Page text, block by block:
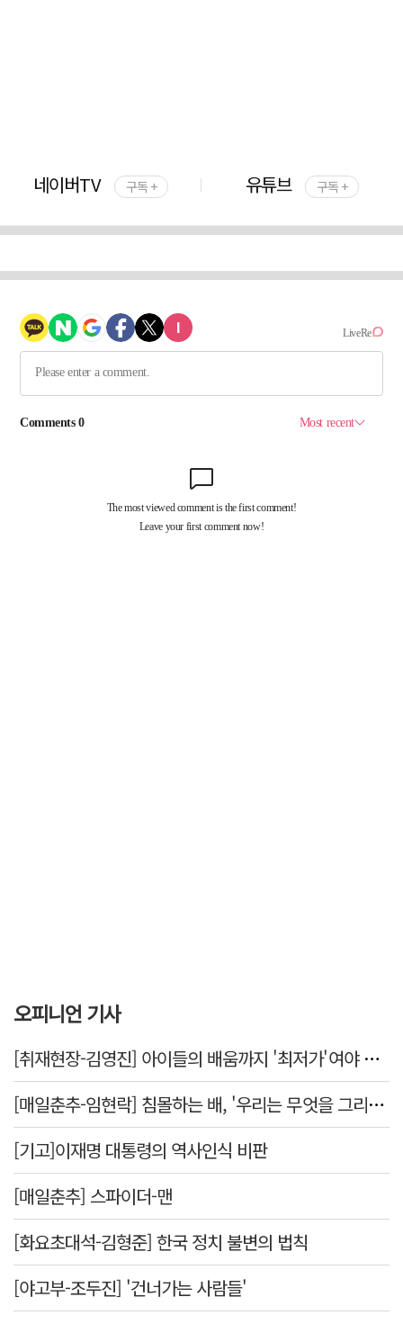
네이버TV 구독 + 유튜브 구독 +
오피니언 기사
[취재현장-김영진] 아이들의 배움까지 '최저가'여야 하나
[매일춘추-임현락] 침몰하는 배, '우리는 무엇을 그리는가'
[기고]이재명 대통령의 역사인식 비판
[매일춘추] 스파이더-맨
[화요초대석-김형준] 한국 정치 불변의 법칙
[야고부-조두진] '건너가는 사람들'